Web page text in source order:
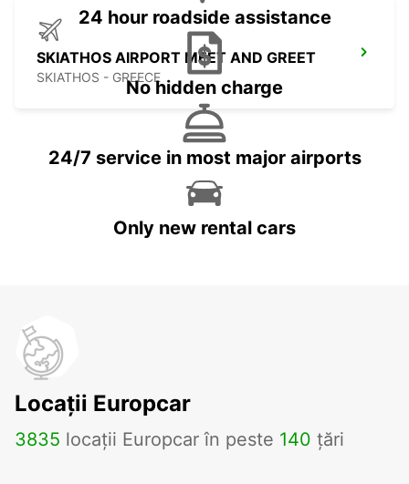
SKIATHOS AIRPORT MEET AND GREET
SKIATHOS - GREECE
24 hour roadside assistance
No hidden charge
24/7 service in most major airports
Only new rental cars
Locații Europcar
3835 locații Europcar în peste 140 țări